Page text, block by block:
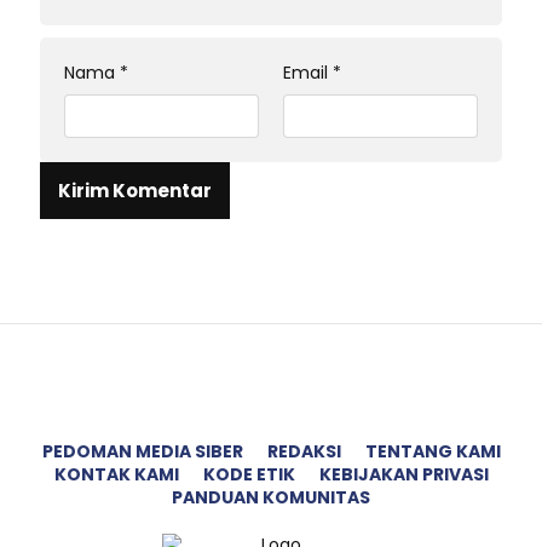
Nama * Email *
PEDOMAN MEDIA SIBER REDAKSI
TENTANG KAMI
KONTAK KAMI
KODE ETIK
KEBIJAKAN PRIVASI
PANDUAN KOMUNITAS